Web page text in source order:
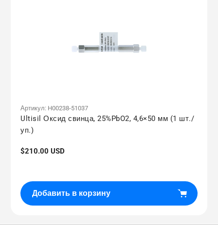
Артикул: H00238-51037
Ultisil Оксид свинца, 25%PbO2, 4,6×50 мм (1 шт./
уп.)
Обычная
$210.00 USD
Добавить в корзину